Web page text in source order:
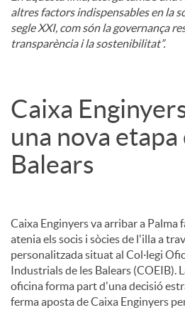
altres factors indispensables en la
segle XXI, com són la governança
transparència i la sostenibilitat”.
Caixa
una nova etapa
Balears
Caixa Enginyers va arribar a Palma
atenia els socis i sòcies de l'illa a
personalitzada situat al Col·legi
Industrials de les Balears (COEIB).
oficina forma part d'una decisió
ferma aposta de Caixa Enginyers